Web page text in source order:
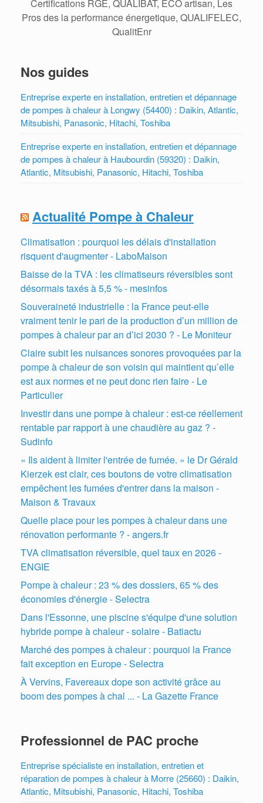
Certifications RGE, QUALIBAT, ECO artisan, Les
Pros des la performance énergetique, QUALIFELEC,
QualitEnr
Nos guides
Entreprise experte en installation, entretien et dépannage
de pompes à chaleur à Longwy (54400) : Daikin, Atlantic,
Mitsubishi, Panasonic, Hitachi, Toshiba
Entreprise experte en installation, entretien et dépannage
de pompes à chaleur à Haubourdin (59320) : Daikin,
Atlantic, Mitsubishi, Panasonic, Hitachi, Toshiba
Actualité Pompe à Chaleur
Climatisation : pourquoi les délais d'installation
risquent d'augmenter - LaboMaison
Baisse de la TVA : les climatiseurs réversibles sont
désormais taxés à 5,5 % - mesinfos
Souveraineté industrielle : la France peut-elle
vraiment tenir le pari de la production d’un million de
pompes à chaleur par an d’ici 2030 ? - Le Moniteur
Claire subit les nuisances sonores provoquées par la
pompe à chaleur de son voisin qui maintient qu’elle
est aux normes et ne peut donc rien faire - Le
Particulier
Investir dans une pompe à chaleur : est-ce réellement
rentable par rapport à une chaudière au gaz ? -
Sudinfo
« Ils aident à limiter l'entrée de fumée. » le Dr Gérald
Kierzek est clair, ces boutons de votre climatisation
empêchent les fumées d'entrer dans la maison -
Maison & Travaux
Quelle place pour les pompes à chaleur dans une
rénovation performante ? - angers.fr
TVA climatisation réversible, quel taux en 2026 -
ENGIE
Pompe à chaleur : 23 % des dossiers, 65 % des
économies d'énergie - Selectra
Dans l'Essonne, une piscine s'équipe d'une solution
hybride pompe à chaleur - solaire - Batiactu
Marché des pompes à chaleur : pourquoi la France
fait exception en Europe - Selectra
À Vervins, Favereaux dope son activité grâce au
boom des pompes à chal ... - La Gazette France
Professionnel de PAC proche
Entreprise spécialiste en installation, entretien et
réparation de pompes à chaleur à Morre (25660) : Daikin,
Atlantic, Mitsubishi, Panasonic, Hitachi, Toshiba